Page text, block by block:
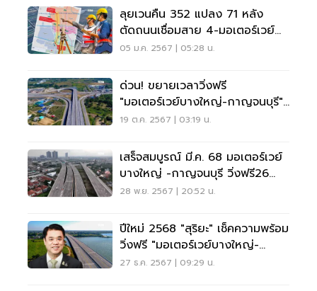
ลุยเวนคืน 352 แปลง 71 หลัง
ตัดถนนเชื่อมสาย 4-มอเตอร์เวย์
บางใหญ่ 6,100ล้าน
05 ม.ค. 2567 | 05:28 น.
ด่วน! ขยายเวลาวิ่งฟรี
"มอเตอร์เวย์บางใหญ่-กาญจนบุรี"
ทุกศุกร์ถึงจันทร์
19 ต.ค. 2567 | 03:19 น.
เสร็จสมบูรณ์ มี.ค. 68 มอเตอร์เวย์
บางใหญ่ -กาญจนบุรี วิ่งฟรี26
ธ.ค.67 - 2 ม.ค. 68
28 พ.ย. 2567 | 20:52 น.
ปีใหม่ 2568 "สุริยะ" เช็คความพร้อม
วิ่งฟรี "มอเตอร์เวย์บางใหญ่-
กาญจนบุรี"
27 ธ.ค. 2567 | 09:29 น.